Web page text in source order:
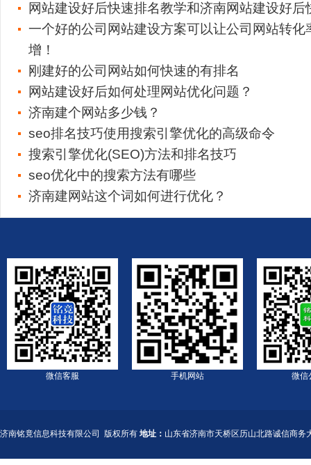
网站建设好后快速排名教学和济南网站建设好后
一个好的公司网站建设方案可以让公司网站转化
增！
刚建好的公司网站如何快速的有排名
网站建设好后如何处理网站优化问题？
济南建个网站多少钱？
seo排名技巧使用搜索引擎优化的高级命令
搜索引擎优化(SEO)方法和排名技巧
seo优化中的搜索方法有哪些
济南建网站这个词如何进行优化？
微信客服 手机网站 微信
济南铭竟信息科技有限公司 版权所有 地址： 山东省济南市天桥区历山北路诚信商务